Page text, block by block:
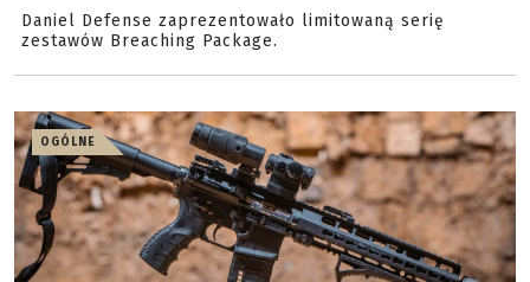
Daniel Defense zaprezentowało limitowaną serię
zestawów Breaching Package.
OGÓLNE